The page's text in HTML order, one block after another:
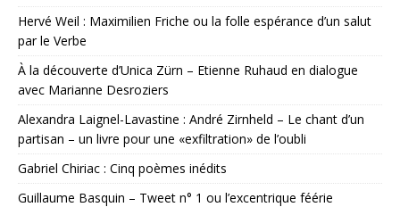
Hervé Weil : Maximilien Friche ou la folle espérance d’un salut
par le Verbe
À la découverte d’Unica Zürn – Etienne Ruhaud en dialogue
avec Marianne Desroziers
Alexandra Laignel-Lavastine : André Zirnheld – Le chant d’un
partisan – un livre pour une «exfiltration» de l’oubli
Gabriel Chiriac : Cinq poèmes inédits
Guillaume Basquin – Tweet n° 1 ou l’excentrique féérie